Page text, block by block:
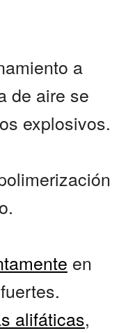
a
de aire se
explosivos.
en
alifáticas,